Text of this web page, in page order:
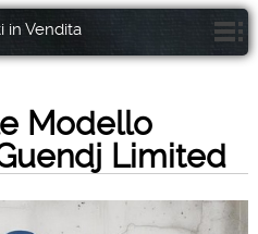
in Vendita
Modello
Limited